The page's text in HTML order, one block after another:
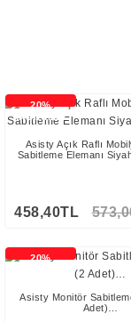
20%
İNDİRİMLİ
Asisty Açık Raflı
Sabitleme Elemanı
458,40TL
20%
Asisty Monitör
Adet)…